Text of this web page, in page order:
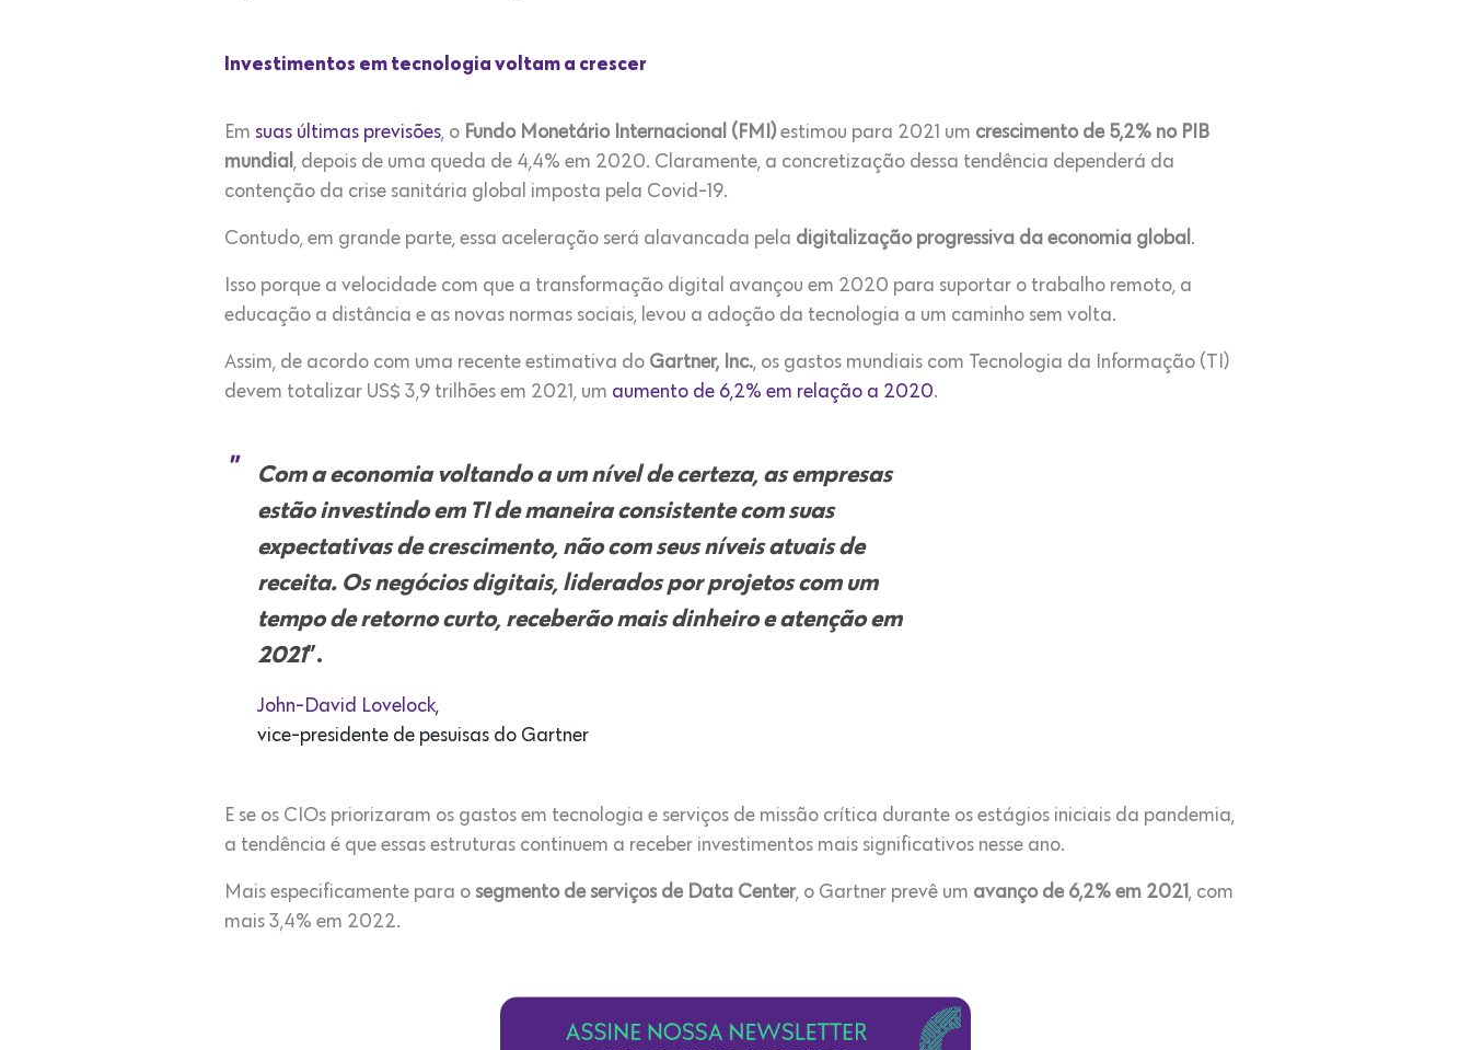
Investimentos em tecnologia voltam a crescer
Em suas últimas previsões, o Fundo Monetário Internacional (FMI)estimou para 2021 um crescimento de 5,2% no PIB
mundial , depois de uma queda de 4,4% em 2020. Claramente, a concretização dessa tendência dependerá da
contenção da crise sanitária global imposta pela Covid-19.
Contudo, em grande parte, essa aceleração será alavancada pela digitalização progressiva da economia global .
Isso porque a velocidade com que a transformação digital avançou em 2020 para suportar o trabalho remoto, a
educação a distância e as novas normas sociais, levou a adoção da tecnologia a um caminho sem volta.
Assim, de acordo com uma recente estimativa do Gartner, Inc., os gastos mundiais com Tecnologia da Informação (TI)
devem totalizar US$ 3,9 trilhões em 2021, um aumento de 6,2% em relação a 2020.
Com a economia voltando a um nível de certeza, as empresas
estão investindo em TI de maneira consistente com suas
expectativas de crescimento, não com seus níveis atuais de
receita. Os negócios digitais, liderados por projetos com um
tempo de retorno curto, receberão mais dinheiro e atenção em
2021”.
John-David Lovelock,
vice-presidente de pesuisas do Gartner
E se os CIOs priorizaram os gastos em tecnologia e serviços de missão crítica durante os estágios iniciais da pandemia,
a tendência é que essas estruturas continuem a receber investimentos mais significativos nesse ano.
Mais especificamente para o segmento de serviços de Data Center, o Gartner prevê um avanço de 6,2% em 2021 , com
mais 3,4% em 2022.